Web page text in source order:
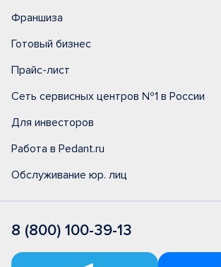
Франшиза
Готовый бизнес
Прайс-лист
Сеть сервисных центров №1 в России
Для инвесторов
Работа в Pedant.ru
Обслуживание юр. лиц
8 (800) 100-39-13